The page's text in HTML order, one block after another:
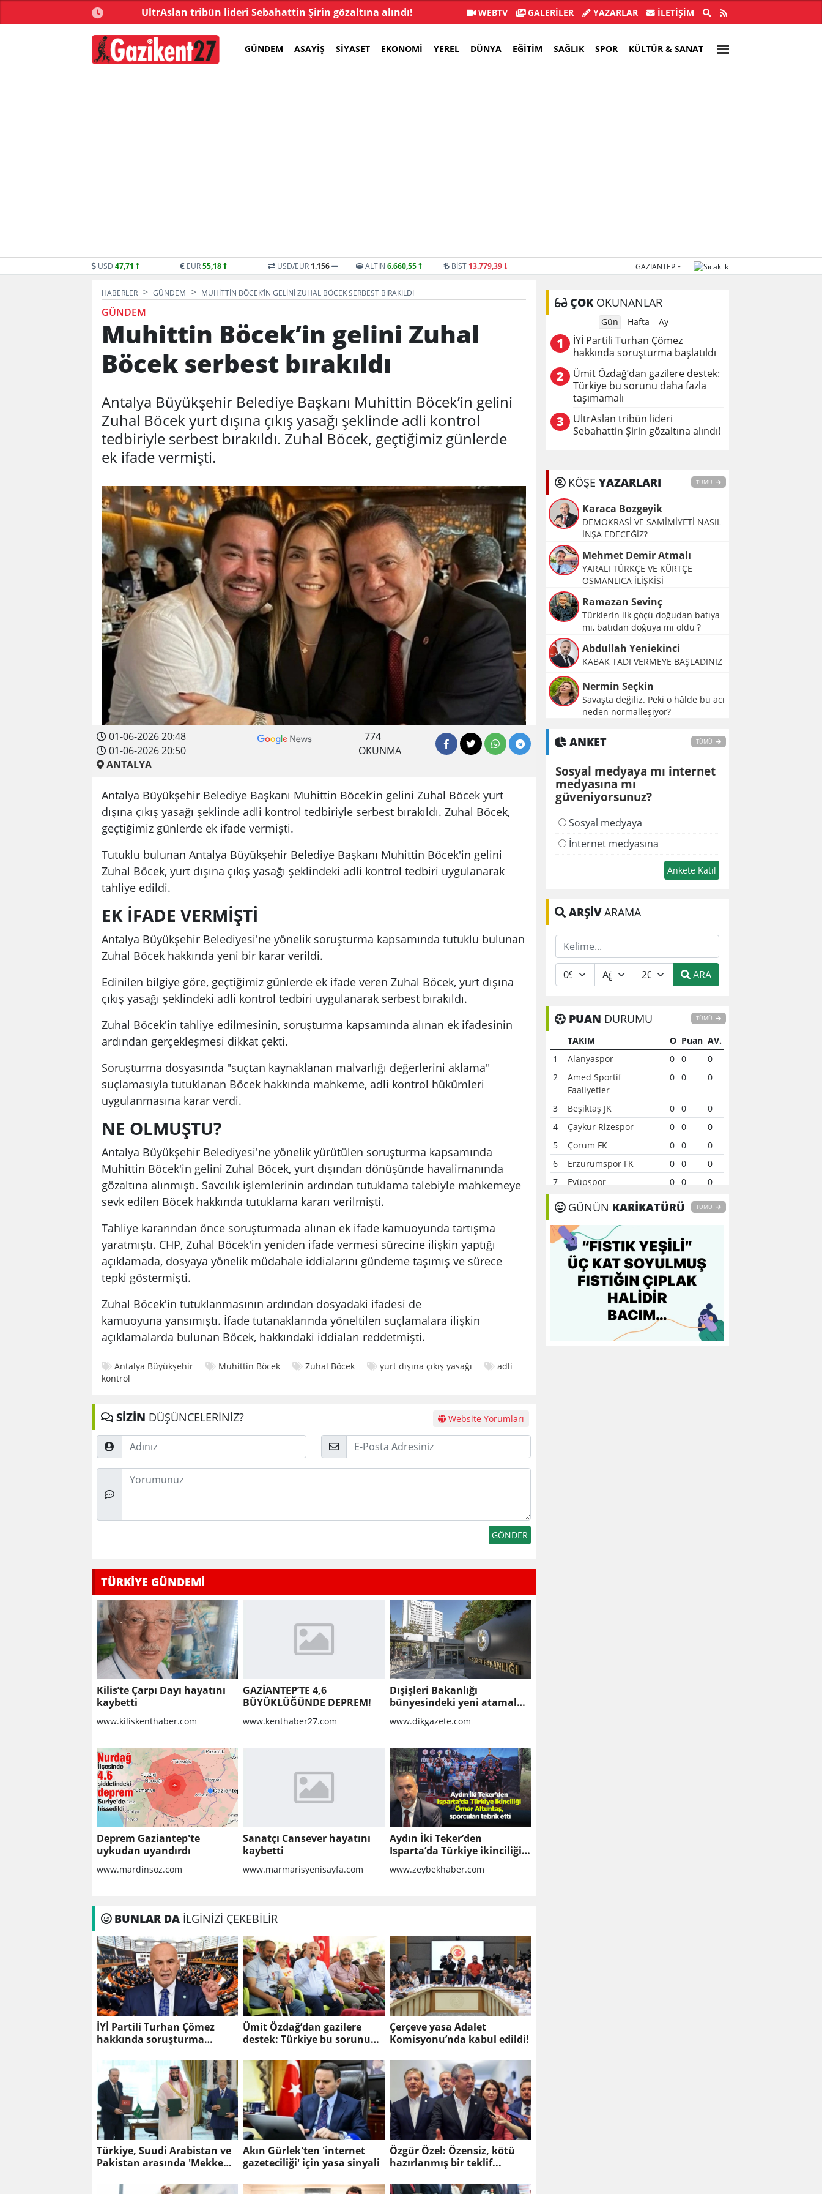
sorunu daha fazla
taşımamalı
UltrAslan tribün lideri Sebahattin Şirin gözaltına alındı! YENİ Parti Manisa İl Başkanı İlksen Özalper tutuklandı
WEBTV GALERİLER YAZARLAR İLETIŞIM
GÜNDEM ASAYIŞ SIYASET EKONOMI YEREL DÜNYA EĞITIM SAĞLIK SPOR KÜLTÜR & SANAT
USD 47,71 EUR55,18 USD/EUR 1.156 ALTIN 6.660,55 BİST 13.779,39 GAZIANTEP
HABERLER GÜNDEM MUHITTIN BÖCEK’IN GELINI ZUHAL BÖCEK SERBEST BIRAKILDI
GÜNDEM
Muhittin Böcek’in gelini Zuhal
Böcek serbest bırakıldı
Antalya Büyükşehir Belediye Başkanı Muhittin Böcek’in gelini
Zuhal Böcek yurt dışına çıkış yasağı şeklinde adli kontrol
tedbiriyle serbest bırakıldı. Zuhal Böcek, geçtiğimiz günlerde
ek ifade vermişti.
01-06-2026 20:48
01-06-2026 20:50
ANTALYA
774
OKUNMA
Antalya Büyükşehir Belediye Başkanı Muhittin Böcek’in gelini Zuhal Böcek yurt
dışına çıkış yasağı şeklinde adli kontrol tedbiriyle serbest bırakıldı. Zuhal Böcek,
geçtiğimiz günlerde ek ifade vermişti.
Tutuklu bulunan Antalya Büyükşehir Belediye Başkanı Muhittin Böcek'in gelini
Zuhal Böcek, yurt dışına çıkış yasağı şeklindeki adli kontrol tedbiri uygulanarak
tahliye edildi.
EK İFADE VERMİŞTİ
Antalya Büyükşehir Belediyesi'ne yönelik soruşturma kapsamında tutuklu bulunan
Zuhal Böcek hakkında yeni bir karar verildi.
Edinilen bilgiye göre, geçtiğimiz günlerde ek ifade veren Zuhal Böcek, yurt dışına
çıkış yasağı şeklindeki adli kontrol tedbiri uygulanarak serbest bırakıldı.
Zuhal Böcek'in tahliye edilmesinin, soruşturma kapsamında alınan ek ifadesinin
ardından gerçekleşmesi dikkat çekti.
Soruşturma dosyasında "suçtan kaynaklanan malvarlığı değerlerini aklama"
suçlamasıyla tutuklanan Böcek hakkında mahkeme, adli kontrol hükümleri
uygulanmasına karar verdi.
NE OLMUŞTU?
Antalya Büyükşehir Belediyesi'ne yönelik yürütülen soruşturma kapsamında
Muhittin Böcek'in gelini Zuhal Böcek, yurt dışından dönüşünde havalimanında
gözaltına alınmıştı. Savcılık işlemlerinin ardından tutuklama talebiyle mahkemeye
sevk edilen Böcek hakkında tutuklama kararı verilmişti.
Tahliye kararından önce soruşturmada alınan ek ifade kamuoyunda tartışma
yaratmıştı. CHP, Zuhal Böcek'in yeniden ifade vermesi sürecine ilişkin yaptığı
açıklamada, dosyaya yönelik müdahale iddialarını gündeme taşımış ve sürece
tepki göstermişti.
Zuhal Böcek'in tutuklanmasının ardından dosyadaki ifadesi de
kamuoyuna yansımıştı. İfade tutanaklarında yöneltilen suçlamalara ilişkin
açıklamalarda bulunan Böcek, hakkındaki iddiaları reddetmişti.
Antalya Büyükşehir Muhittin Böcek Zuhal Böcek yurt dışına çıkış yasağı
adli
kontrol
SİZİN DÜŞÜNCELERİNİZ? Website Yorumları
Adınız
Posta
Düşünceleriniz
TÜRKİYE GÜNDEMİ
Kilis’te Çarpı Dayı hayatını
kaybetti
www.kiliskenthaber.com
GAZİANTEP’TE 4,6
BÜYÜKLÜĞÜNDE DEPREM!
www.kenthaber27.com
Dışişleri Bakanlığı
bünyesindeki yeni atamalar
Resmi Gazete'de
www.dikgazete.com
Deprem Gaziantep'te
uykudan uyandırdı
www.mardinsoz.com
Sanatçı Cansever hayatını
kaybetti
www.marmarisyenisayfa.com
Aydın İki Teker’den
Isparta’da Türkiye ikinciliği
Ömer Altuntaş, sporcuları
tebrik etti
www.zeybekhaber.com
BUNLAR DA İLGİNİZİ ÇEKEBİLİR
İYİ Partili Turhan Çömez
hakkında soruşturma
Ümit Özdağ’dan gazilere
destek: Türkiye bu sorunu
Çerçeve yasa Adalet
Komisyonu’nda kabul edildi!
Türkiye, Suudi Arabistan ve
Pakistan arasında 'Mekke
imzalandı
Akın Gürlek'ten 'internet
gazeteciliği' için yasa sinyali
Özgür Özel: Özensiz, kötü
hazırlanmış bir teklif...
ÇOKOKUNANLAR
Gün Hafta Ay
1
İYİ Partili Turhan Çömez
hakkında soruşturma başlatıldı
2
Ümit Özdağ’dan gazilere destek:
Türkiye bu sorunu daha fazla
taşımamalı
3
UltrAslan tribün lideri
Sebahattin Şirin gözaltına alındı!
KÖŞE YAZARLARI TÜMÜ
Karaca Bozgeyik
DEMOKRASİ VE SAMİMİYETİ NASIL
İNŞA EDECEĞİZ?
Mehmet Demir Atmalı
YARALI TÜRKÇE VE KÜRTÇE
OSMANLICA İLİŞKİSİ
Ramazan Sevinç
Türklerin ilk göçü doğudan batıya
mı, batıdan doğuya mı oldu ?
Abdullah Yeniekinci
KABAK TADI VERMEYE BAŞLADINIZ
Nermin Seçkin
Savaşta değiliz. Peki o hâlde bu acı
neden normalleşiyor?
ANKET TÜMÜ
Sosyal medyaya mı internet
medyasına mı
güveniyorsunuz?
Sosyal medyaya
İnternet medyasına
ARŞİVARAMA
ARA
PUAN DURUMU TÜMÜ
TAKIM O Puan AV.
1
Alanyaspor 0 0
0
2
Amed Sportif
Faaliyetler
0 0 0
3 Beşiktaş JK 0 0
0
4
Çaykur Rizespor 0 0
0
5
Çorum FK 0 0
0
6
Erzurumspor FK 0 0
0
7
Eyüpspor 0 0
0
8
Fenerbahçe 0
0
10 Gaziantep FK 0 0
Gençlerbirliği 0 0
Göztepe 0 0
Başakşehir FK
Kasımpaşa
0
0
0
GÜNÜN KARİKATÜRÜ TÜMÜ